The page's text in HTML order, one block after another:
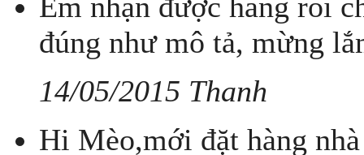
đúng như mô tả, mừng
14/05/2015 Thanh
Hi Mèo,mới đặt hàng